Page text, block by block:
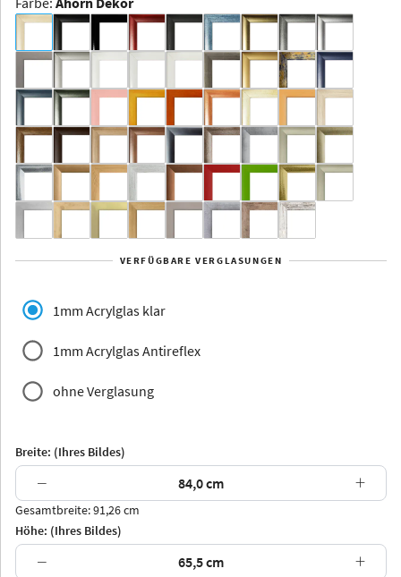
Dakota -
Rahmenloser
Aluminium
Yukon Alaska
Jersey Dauphine
Arran Luzern
VERFÜGBARE VERGLASUNGEN
1mm Acrylglas klar
1mm Acrylglas Antireflex
ohne Verglasung
Breite: (Ihres Bildes)
− +
Gesamtbreite: 91,26 cm
Höhe: (Ihres Bildes)
− +